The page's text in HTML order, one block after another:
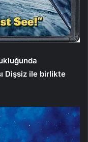
Dişsiz ile birlikte